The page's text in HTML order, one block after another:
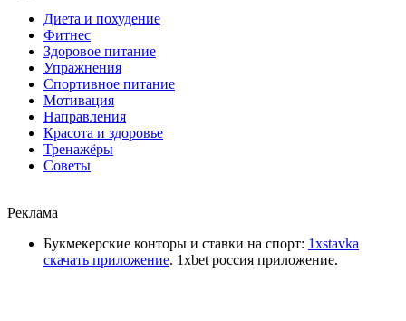
Диета и похудение
Фитнес
Здоровое питание
Упражнения
Спортивное питание
Мотивация
Направления
Красота и здоровье
Тренажёры
Советы
Реклама
Букмекерские конторы и ставки на спорт: 1xstavka
скачать приложение. 1xbet россия приложение.